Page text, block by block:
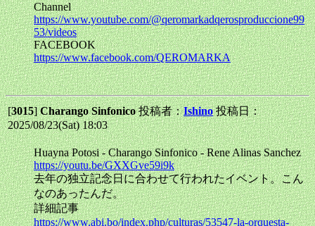
Channel
https://www.youtube.com/@qeromarkadqerosproduccione99
53/videos
FACEBOOK
https://www.facebook.com/QEROMARKA
[3015]Charango Sinfonico投稿者：Ishino 投稿日：
2025/08/23(Sat) 18:03
Huayna Potosi - Charango Sinfonico - Rene Alinas Sanchez
https://youtu.be/GXXGve59i9k
去年の独立記念日に合わせて行われたイベント。こん
なのあったんだ。
詳細記事
https://www.abi.bo/index.php/culturas/53547-la-orquesta-